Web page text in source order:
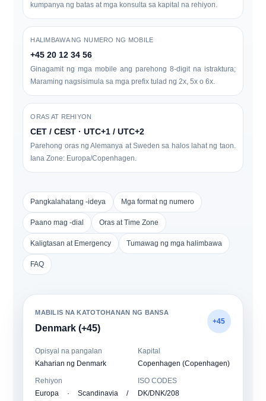
kumpanya ng batas at mga konsulta sa kapital na rehiyon.
HALIMBAWA NG NUMERO NG MOBILE
+45 20 12 34 56
Ginagamit ng mga mobile ang parehong 8-digit na istraktura;
Maraming nagsisimula sa mga prefix tulad ng 2x, 5x o 6x.
ORAS AT REHIYON
CET / CEST · UTC+1 / UTC+2
Parehong oras ng Alemanya at Sweden sa halos lahat ng taon.
Iana Zone: Europa/Copenhagen.
Pangkalahatang -ideya Mga format ng numero
Paano mag -dial Oras at Time Zone
Kaligtasan at Emergency Tumawag ng mga halimbawa
FAQ
MABILIS NA KATOTOHANAN NG BANSA
Denmark (+45)
+45
Opisyal na pangalan
Kaharian ng Denmark
Kapital
Copenhagen (Copenhagen)
Rehiyon
Europa · Scandinavia /
ISO CODES
DK/DNK/208